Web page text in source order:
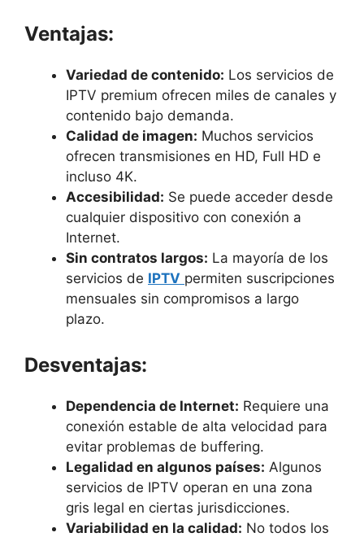
Ventajas:
Variedad de contenido: Los servicios de
IPTV premium ofrecen miles de canales y
contenido bajo demanda.
Calidad de imagen: Muchos servicios
ofrecen transmisiones en HD, Full HD e
incluso 4K.
Accesibilidad: Se puede acceder desde
cualquier dispositivo con conexión a
Internet.
Sin contratos largos: La mayoría de los
servicios de IPTV permiten suscripciones
mensuales sin compromisos a largo
plazo.
Desventajas:
Dependencia de Internet: Requiere una
conexión estable de alta velocidad para
evitar problemas de buffering.
Legalidad en algunos países: Algunos
servicios de IPTV operan en una zona
gris legal en ciertas jurisdicciones.
Variabilidad en la calidad: No todos los